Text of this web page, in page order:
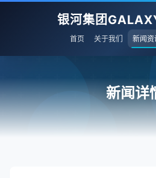
银河集团
首页 关于我们 新闻资
新闻详